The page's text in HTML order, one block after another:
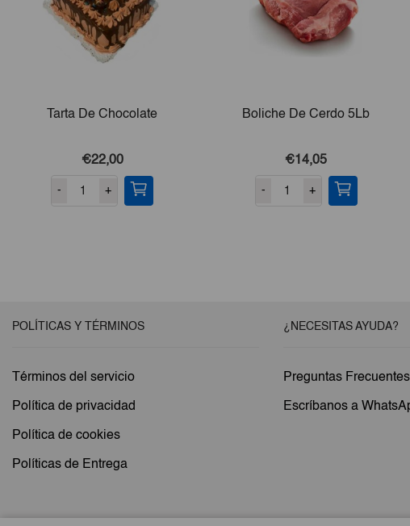
Tarta De Chocolate
€22,00
- +
Boliche De Cerdo 5Lb
€14,05
- +
POLÍTICAS Y TÉRMINOS
Términos del servicio
Política de privacidad
Política de cookies
Políticas de Entrega
¿NECESITAS AYUDA?
Preguntas Frecuentes
Escríbanos a